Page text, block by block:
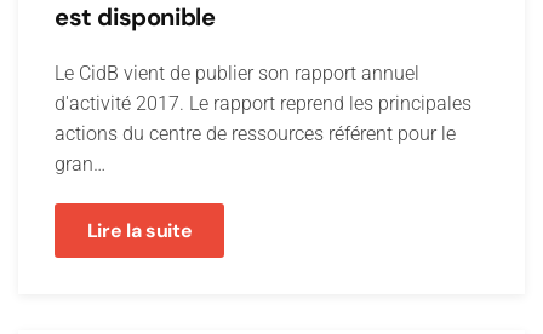
est disponible
Le CidB vient de publier son rapport annuel
d'activité 2017. Le rapport reprend les principales
actions du centre de ressources référent pour le
gran…
Lire la suite